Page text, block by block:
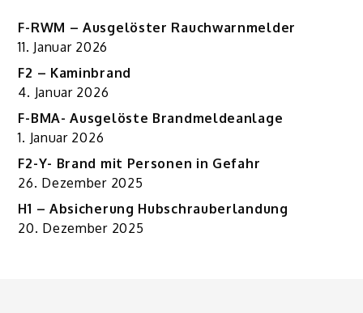
F-RWM – Ausgelöster Rauchwarnmelder
11. Januar 2026
F2 – Kaminbrand
4. Januar 2026
F-BMA- Ausgelöste Brandmeldeanlage
1. Januar 2026
F2-Y- Brand mit Personen in Gefahr
26. Dezember 2025
H1 – Absicherung Hubschrauberlandung
20. Dezember 2025